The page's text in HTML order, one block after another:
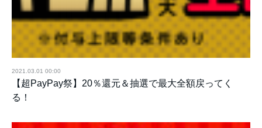
2021.03.01 00:00
【超PayPay祭】20％還元＆抽選で最大全額戻ってく
る！